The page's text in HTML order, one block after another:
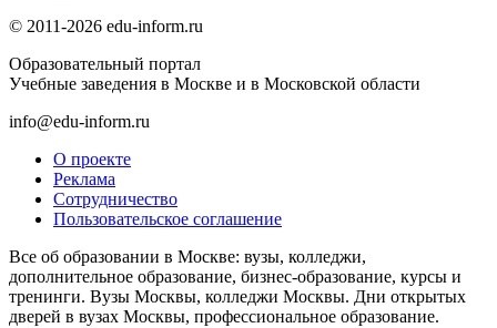
© 2011-2026 edu-inform.ru
Образовательный портал
Учебные заведения в Москве и в Московской области
info@edu-inform.ru
О проекте
Реклама
Сотрудничество
Пользовательское соглашение
Все об образовании в Москве: вузы, колледжи,
дополнительное образование, бизнес-образование, курсы и
тренинги. Вузы Москвы, колледжи Москвы. Дни открытых
дверей в вузах Москвы, профессиональное образование.